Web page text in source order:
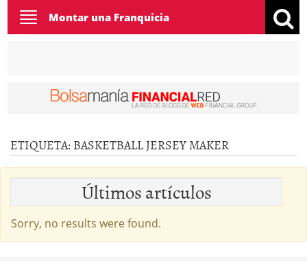
Toggle
navigation
Montar una Franquicia
ETIQUETA: BASKETBALL JERSEY MAKER
Últimos artículos
Sorry, no results were found.